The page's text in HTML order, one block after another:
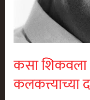
कसा शिकवला
कलकत्त्याच्या